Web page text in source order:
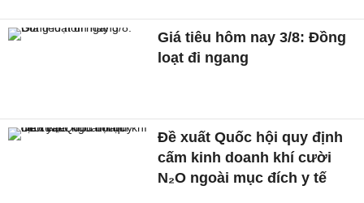
Giá tiêu hôm nay 3/8: Đồng
loạt đi ngang
Đề xuất Quốc hội quy định
cấm kinh doanh khí cười
N₂O ngoài mục đích y tế